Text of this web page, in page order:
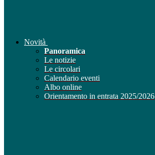
Novità
Panoramica
Le notizie
Le circolari
Calendario eventi
Albo online
Orientamento in entrata 2025/2026